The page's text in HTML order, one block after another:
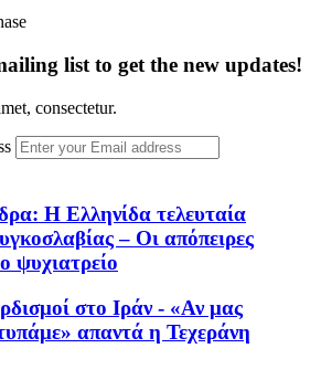
list to get the new updates!
consectetur.
Η Ελληνίδα τελευταία
– Οι απόπειρες
ψυχιατρείο
στο Ιράν - «Αν μας
απαντά η Τεχεράνη